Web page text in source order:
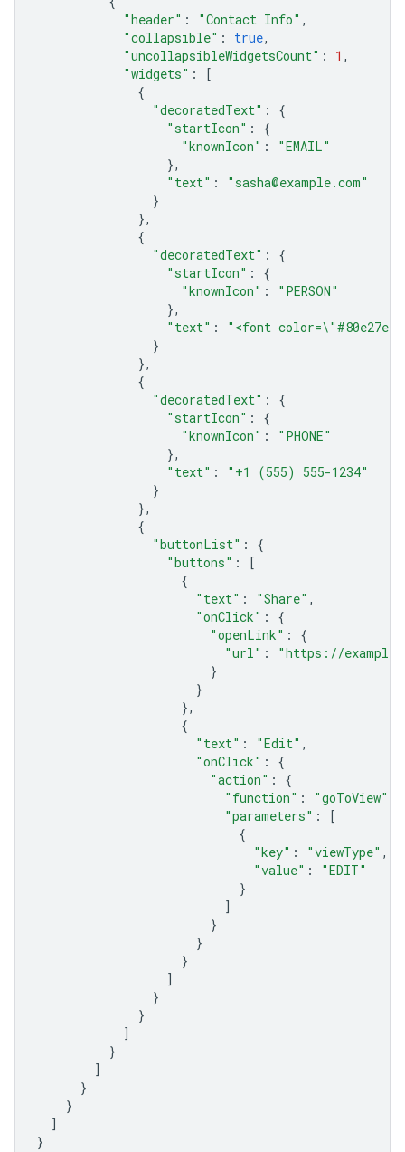
"header" : "Contact Info" ,
"collapsible" : true,
"uncollapsibleWidgetsCount" : 1 ,
"widgets" :
[
{
"decoratedText" :
{
"startIcon" :
{
"knownIcon" :
"EMAIL"
},
"text" :
"sasha@example.com"
}
},
{
"decoratedText" :
{
"startIcon" :
{
"knownIcon" :
"PERSON"
},
"text" :
"<font
}
},
{
"decoratedText" :
{
"startIcon" :
{
"knownIcon" :
"PHONE"
},
"text" :
"+1 (555) 555-1234"
}
},
{
"buttonList" :
{
"buttons" :
[
{
"text" : "Share" ,
"onClick" :
{
"openLink" :
{
"url" :
"https://
}
}
},
{
"text" : "Edit" ,
"onClick" :
{
"action" :
{
"function" : "goToView"
"parameters" :
[
{
"key" : "viewType" ,
"value" :
"EDIT"
}
]
}
}
}
]
}
}
]
}
]
}
}
]
}